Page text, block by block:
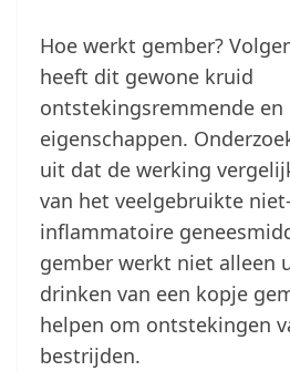
Hoe werkt gember?
heeft dit gewone kruid
ontstekingsremmende
eigenschappen.
uit dat de werking
van het veelgebruikte
inflammatoire
gember werkt niet alleen
drinken van een kopje
helpen om ontstekingen
bestrijden.